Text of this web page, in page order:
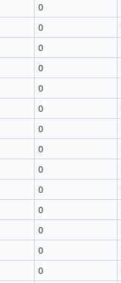
0
0
0
0
0
0
0
0
0
0
0
0
0
0